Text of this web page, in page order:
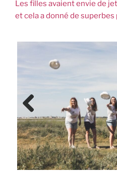
Les filles avaient envie de
et cela a donné de superbes
Previ
ous